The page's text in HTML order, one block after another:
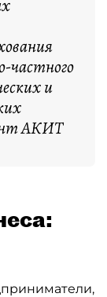
частного
и
АКИТ